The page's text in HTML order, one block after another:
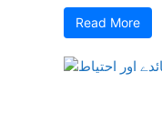
Read More